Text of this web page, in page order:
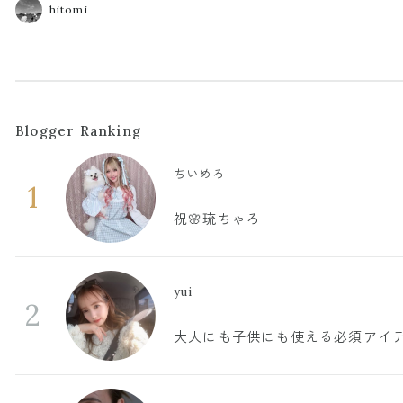
hitomi
Blogger Ranking
1
ちいめろ
祝🌸琉ちゃろ
2
yui
大人にも子供にも使える必須アイ